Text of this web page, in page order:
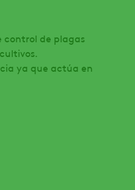
control de plagas
ya que actúa en